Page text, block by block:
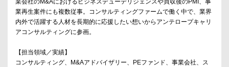
業会社のM&Aにおけるビジネスデューデリジェンスや買収後のPMI、事
業再生案件にも複数従事。コンサルティングファームで働く中で、業界
内外で活躍する人材を長期的に応援したい想いからアンテロープキャリ
アコンサルティングに参画。
【担当領域／実績】
コンサルティング、M&Aアドバイザリー、PEファンド、事業会社、ス